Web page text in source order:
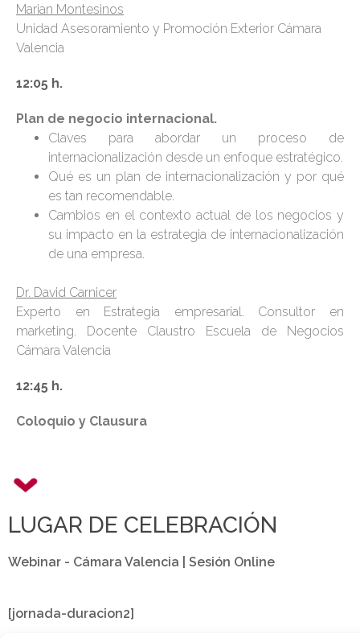
Marian Montesinos
Unidad Asesoramiento y Promoción Exterior Cámara
Valencia
12:05 h.
Plan de negocio internacional.
Claves para abordar un proceso de
internacionalización desde un enfoque estratégico.
Qué es un plan de internacionalización y por qué
es tan recomendable.
Cambios en el contexto actual de los negocios y
su impacto en la estrategia de internacionalización
de una empresa.
Dr. David Carnicer
Experto en Estrategia empresarial. Consultor en
marketing. Docente Claustro Escuela de Negocios
Cámara Valencia
12:45 h.
Coloquio y Clausura
LUGAR DE CELEBRACIÓN
Webinar - Cámara Valencia | Sesión Online
[jornada-duracion2]